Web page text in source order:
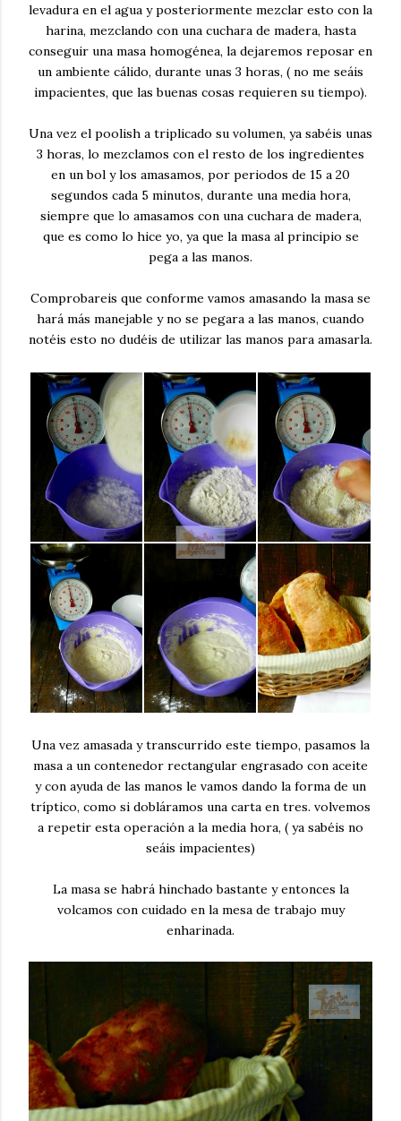
levadura en el agua y posteriormente mezclar esto con la
harina, mezclando con una cuchara de madera, hasta
conseguir una masa homogénea, la dejaremos reposar en
un ambiente cálido, durante unas 3 horas, ( no me seáis
impacientes, que las buenas cosas requieren su tiempo).
Una vez el poolish a triplicado su volumen, ya sabéis unas
3 horas, lo mezclamos con el resto de los ingredientes
en un bol y los amasamos, por periodos de 15 a 20
segundos cada 5 minutos, durante una media hora,
siempre que lo amasamos con una cuchara de madera,
que es como lo hice yo, ya que la masa al principio se
pega a las manos.
Comprobareis que conforme vamos amasando la masa se
hará más manejable y no se pegara a las manos, cuando
notéis esto no dudéis de utilizar las manos para amasarla.
Una vez amasada y transcurrido este tiempo, pasamos la
masa a un contenedor rectangular engrasado con aceite
y con ayuda de las manos le vamos dando la forma de un
tríptico, como si dobláramos una carta en tres. volvemos
a repetir esta operación a la media hora, ( ya sabéis no
seáis impacientes)
La masa se habrá hinchado bastante y entonces la
volcamos con cuidado en la mesa de trabajo muy
enharinada.